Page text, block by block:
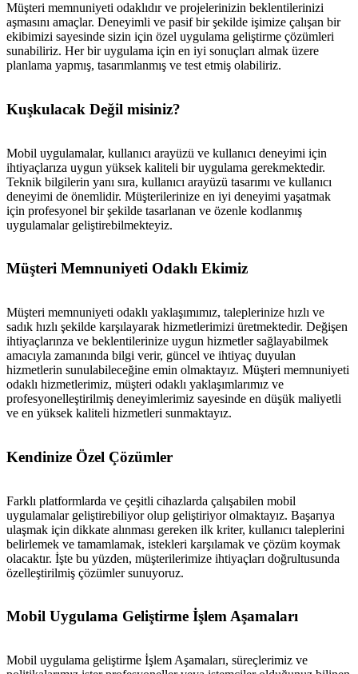
Müşteri memnuniyeti odaklıdır ve projelerinizin beklentilerinizi
aşmasını amaçlar. Deneyimli ve pasif bir şekilde işimize çalışan bir
ekibimizi sayesinde sizin için özel uygulama geliştirme çözümleri
sunabiliriz. Her bir uygulama için en iyi sonuçları almak üzere
planlama yapmış, tasarımlanmış ve test etmiş olabiliriz.
Kuşkulacak Değil misiniz?
Mobil uygulamalar, kullanıcı arayüzü ve kullanıcı deneyimi için
ihtiyaçlarıza uygun yüksek kaliteli bir uygulama gerekmektedir.
Teknik bilgilerin yanı sıra, kullanıcı arayüzü tasarımı ve kullanıcı
deneyimi de önemlidir. Müşterilerinize en iyi deneyimi yaşatmak
için profesyonel bir şekilde tasarlanan ve özenle kodlanmış
uygulamalar geliştirebilmekteyiz.
Müşteri Memnuniyeti Odaklı Ekimiz
Müşteri memnuniyeti odaklı yaklaşımımız, taleplerinize hızlı ve
sadık hızlı şekilde karşılayarak hizmetlerimizi üretmektedir. Değişen
ihtiyaçlarınza ve beklentilerinize uygun hizmetler sağlayabilmek
amacıyla zamanında bilgi verir, güncel ve ihtiyaç duyulan
hizmetlerin sunulabileceğine emin olmaktayız. Müşteri memnuniyeti
odaklı hizmetlerimiz, müşteri odaklı yaklaşımlarımız ve
profesyonelleştirilmiş deneyimlerimiz sayesinde en düşük maliyetli
ve en yüksek kaliteli hizmetleri sunmaktayız.
Kendinize Özel Çözümler
Farklı platformlarda ve çeşitli cihazlarda çalışabilen mobil
uygulamalar geliştirebiliyor olup geliştiriyor olmaktayız. Başarıya
ulaşmak için dikkate alınması gereken ilk kriter, kullanıcı taleplerini
belirlemek ve tamamlamak, istekleri karşılamak ve çözüm koymak
olacaktır. İşte bu yüzden, müşterilerimize ihtiyaçları doğrultusunda
özelleştirilmiş çözümler sunuyoruz.
Mobil Uygulama Geliştirme İşlem Aşamaları
Mobil uygulama geliştirme İşlem Aşamaları, süreçlerimiz ve